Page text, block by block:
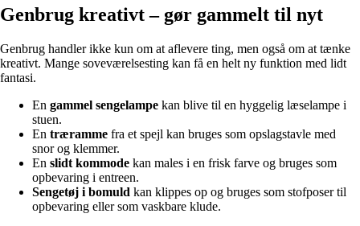
Genbrug kreativt – gør gammelt til nyt
Genbrug handler ikke kun om at aflevere ting, men også om at tænke
kreativt. Mange soveværelsesting kan få en helt ny funktion med lidt
fantasi.
En gammel sengelampe kan blive til en hyggelig læselampe i
stuen.
En træramme fra et spejl kan bruges som opslagstavle med
snor og klemmer.
En slidt kommode kan males i en frisk farve og bruges som
opbevaring i entreen.
Sengetøj i bomuld kan klippes op og bruges som stofposer til
opbevaring eller som vaskbare klude.